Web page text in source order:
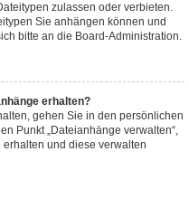
zulassen oder verbieten.
Sie anhängen können und
bitte an die Board-Administration.
erhalten?
gehen Sie in den persönlichen
Punkt „Dateianhänge verwalten“,
und diese verwalten